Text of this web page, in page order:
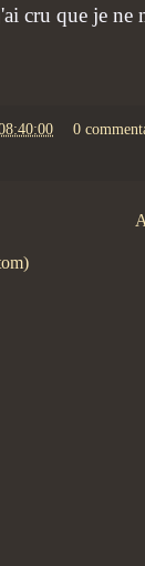
cru que je ne
0